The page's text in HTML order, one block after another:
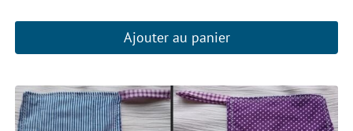
Ajouter au panier